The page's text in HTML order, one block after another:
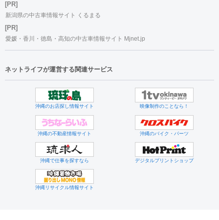
[PR]
新潟県の中古車情報サイト くるまる
[PR]
愛媛・香川・徳島・高知の中古車情報サイト Mjnet.jp
ネットライフが運営する関連サービス
沖縄のお店探し情報サイト 映像制作のことなら！
沖縄の不動産情報サイト 沖縄のバイク・パーツ
沖縄で仕事を探すなら デジタルプリントショップ
沖縄リサイクル情報サイト